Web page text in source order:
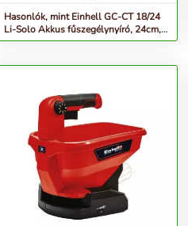
Hasonlók, mint Einhell GC-CT 18/24
Li-Solo Akkus fűszegélynyíró, 24cm,
8500ford/...